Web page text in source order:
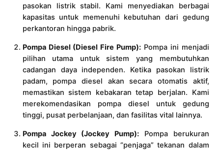
pasokan listrik stabil. Kami menyediakan berbagai
kapasitas untuk memenuhi kebutuhan dari gedung
perkantoran hingga pabrik.
Pompa Diesel (Diesel Fire Pump): Pompa ini menjadi
pilihan utama untuk sistem yang membutuhkan
cadangan daya independen. Ketika pasokan listrik
padam, pompa diesel akan secara otomatis aktif,
memastikan sistem kebakaran tetap berjalan. Kami
merekomendasikan pompa diesel untuk gedung
tinggi, pusat perbelanjaan, dan fasilitas vital lainnya.
Pompa Jockey (Jockey Pump): Pompa berukuran
kecil ini berperan sebagai “penjaga” tekanan dalam